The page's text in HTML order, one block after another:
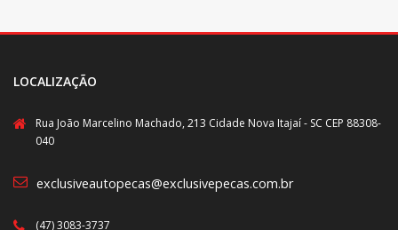
LOCALIZAÇÃO
Rua João Marcelino Machado, 213 Cidade Nova Itajaí - SC CEP 88308-
040
exclusiveautopecas@exclusivepecas.com.br
(47) 3083-3737